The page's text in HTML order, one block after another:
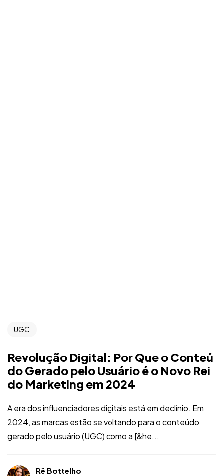
UGC
Revolução Digital: Por Que o Conteú
do Gerado pelo Usuário é o Novo Rei
do Marketing em 2024
A era dos influenciadores digitais está em declínio. Em
2024, as marcas estão se voltando para o conteúdo
gerado pelo usuário (UGC) como a [&he...
Rê Bottelho